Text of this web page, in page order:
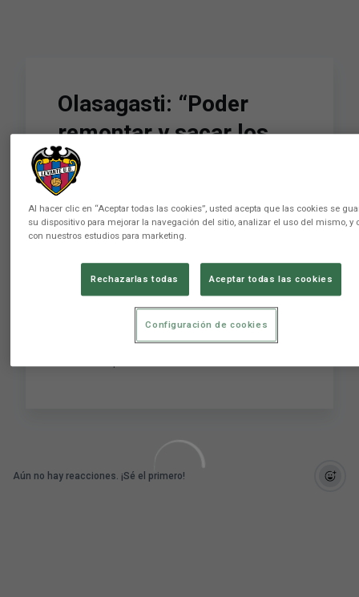
Olasagasti: “Poder
remontar y sacar los
tres puntos en Balaídos
nos ha dado mucha
fuerza”
Conviértete en miembro de este canal para
disfrutar de ventajas:
https://www.youtube.com/channel/
Levante Unión Deportiva Club de LaLiga
fundado en 1909 en la ciudad de Valencia. 📲
Aún no hay reacciones. ¡Sé el primero!
Al hacer clic en “Aceptar todas las cookies”, usted acepta que las cookies se
su dispositivo para mejorar la navegación del sitio, analizar el uso del mismo, y
con nuestros estudios para marketing.
Rechazarlas todas Aceptar todas las cookies
Configuración de cookies